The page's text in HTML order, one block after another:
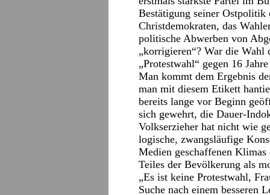
Bestätigung seiner Ostpolitik
Christdemokraten, das
politische Abwerben von
„korrigieren“? War die Wahl
„Protestwahl“ gegen 16
Man kommt dem Ergebnis
man mit diesem Etikett
bereits lange vor Beginn
sich gewehrt, die Dauer-
Volkserzieher hat nicht wie
logische, zwangsläufige
Medien geschaffenen Klimas
Teiles der Bevölkerung als
„Es ist keine Protestwahl,
Suche nach einem besseren